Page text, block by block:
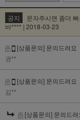
공지
문자주시면 좀더
바**** | 2018-03-23
[상품문의] 문의드려요
권**
[상품문의] 문의드려요
김**
[상품문의] 문의드려